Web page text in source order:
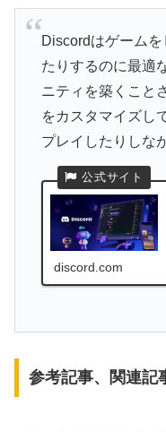
Discordはゲーム
たりするのに最適
ニティを築くこと
をカスタマイズし
プレイしたりしな
discord.com
参考記事、関連記